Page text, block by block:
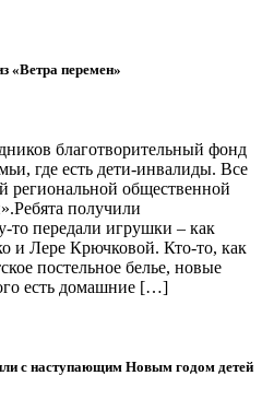
«Ветра перемен»
благотворительный фонд
где есть дети-инвалиды. Все
региональной общественной
получили
то передали игрушки – как
и Лере Крючковой. Кто-то, как
постельное белье, новые
есть домашние […]
с наступающим Новым годом детей